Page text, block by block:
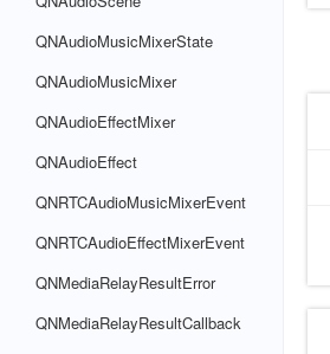
QNAudioMusicMixerState
QNAudioMusicMixer
QNAudioEffectMixer
QNAudioEffect
QNRTCAudioMusicMixerEvent
QNRTCAudioEffectMixerEvent
QNMediaRelayResultError
QNMediaRelayResultCallback